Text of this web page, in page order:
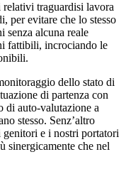
traguardisi lavora
per evitare che lo stesso
senza alcuna reale
fattibili, incrociando le
dello stato di
di partenza con
di auto‐valutazione a
stesso. Senz’altro
e i nostri portatori
sinergicamente che nel